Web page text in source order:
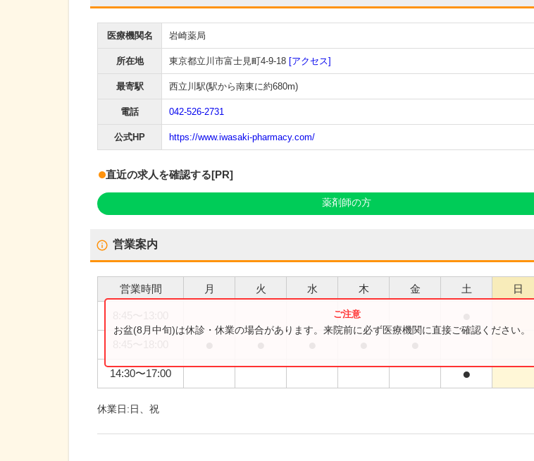
医療機関名 岩崎薬局
所在地 東京都立川市富士見町4-9-18 [アクセス]
最寄駅 西立川駅(駅から南東に約680m)
電話 042-526-2731
公式HP https://www.iwasaki-pharmacy.com/
直近の求人を確認する[PR]
薬剤師の方
営業案内
営業時間 月 火 水 木 金 土 日
14:30〜17:00 ●
お盆(8月中旬)は休診・休業の場合があります。来院前に必ず医療機関に直接ご確認ください。
休業日:日、祝